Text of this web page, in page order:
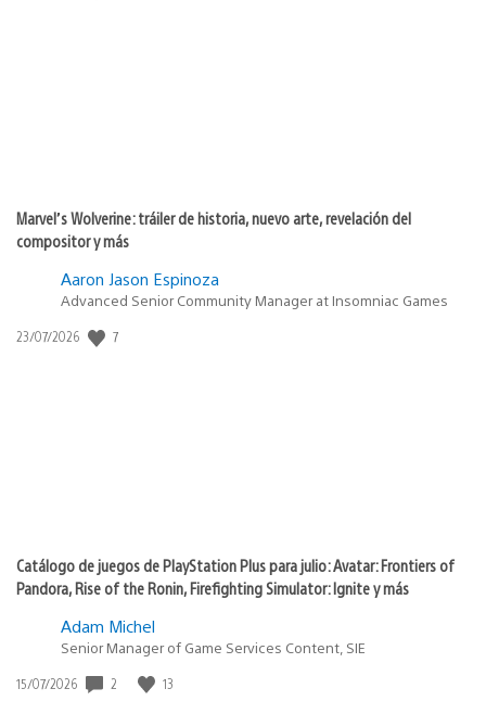
Marvel’s Wolverine: tráiler de historia, nuevo arte, revelación del
compositor y más
Aaron Jason Espinoza
Advanced Senior Community Manager at Insomniac Games
Fecha
23/07/2026 7
Catálogo de juegos de PlayStation Plus para julio: Avatar: Frontiers of
Pandora, Rise of the Ronin, Firefighting Simulator: Ignite y más
Adam Michel
Senior Manager of Game Services Content, SIE
Fecha
15/07/2026 2 13